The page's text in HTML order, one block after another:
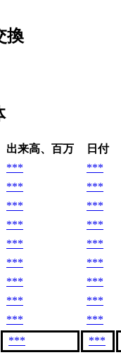
換
出来高、百万 日付
*** ***
*** ***
*** ***
*** ***
*** ***
*** ***
*** ***
*** ***
*** ***
*** ***